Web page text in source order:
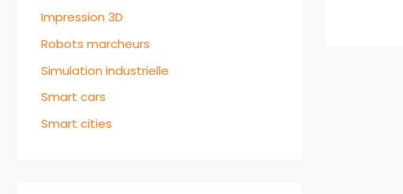
Impression 3D
Robots marcheurs
Simulation industrielle
Smart cars
Smart cities